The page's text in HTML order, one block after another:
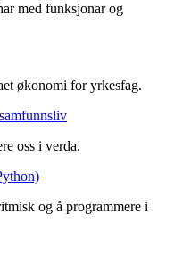
med funksjonar og
økonomi for yrkesfag.
oss i verda.
og å programmere i